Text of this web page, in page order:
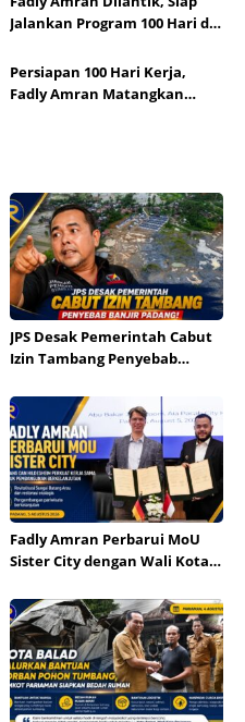
Jalankan Program 100 Hari di
Persiapan 100 Hari Kerja,
Fadly Amran Matangkan
JPS Desak Pemerintah Cabut
Izin Tambang Penyebab
Fadly Amran Perbarui MoU
Sister City dengan Wali Kota